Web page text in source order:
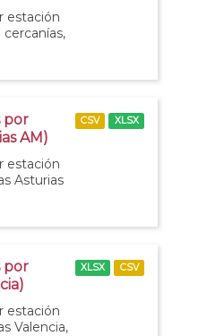
estación
por
AM)
estación
Asturias
CSV XLSX
por
estación
Valencia,
XLSX CSV